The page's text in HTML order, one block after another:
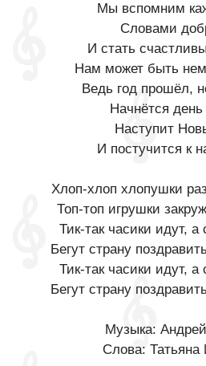
Мы вспомним
Словами
И стать
Нам может быть
Ведь год прошёл,
Начнётся день
Наступит
И постучится к
Хлоп-хлоп хлопушки
Топ-топ игрушки
Тик-так часики идут, а
Бегут страну
Тик-так часики идут, а
Бегут страну
Музыка:
Слова: Татьяна